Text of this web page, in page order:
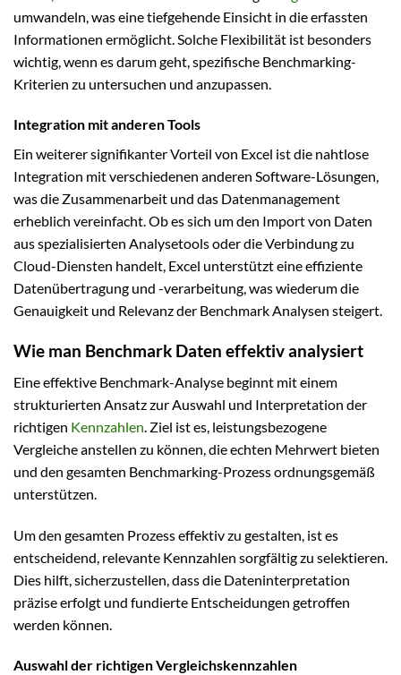
umwandeln, was eine tiefgehende Einsicht in die erfassten
Informationen ermöglicht. Solche Flexibilität ist besonders
wichtig, wenn es darum geht, spezifische Benchmarking-
Kriterien zu untersuchen und anzupassen.
Integration mit anderen Tools
Ein weiterer signifikanter Vorteil von Excel ist die nahtlose
Integration mit verschiedenen anderen Software-Lösungen,
was die Zusammenarbeit und das Datenmanagement
erheblich vereinfacht. Ob es sich um den Import von Daten
aus spezialisierten Analysetools oder die Verbindung zu
Cloud-Diensten handelt, Excel unterstützt eine effiziente
Datenübertragung und -verarbeitung, was wiederum die
Genauigkeit und Relevanz der Benchmark Analysen steigert.
Wie man Benchmark Daten effektiv analysiert
Eine effektive Benchmark-Analyse beginnt mit einem
strukturierten Ansatz zur Auswahl und Interpretation der
richtigen Kennzahlen. Ziel ist es, leistungsbezogene
Vergleiche anstellen zu können, die echten Mehrwert bieten
und den gesamten Benchmarking-Prozess ordnungsgemäß
unterstützen.
Um den gesamten Prozess effektiv zu gestalten, ist es
entscheidend, relevante Kennzahlen sorgfältig zu selektieren.
Dies hilft, sicherzustellen, dass die Dateninterpretation
präzise erfolgt und fundierte Entscheidungen getroffen
werden können.
Auswahl der richtigen Vergleichskennzahlen